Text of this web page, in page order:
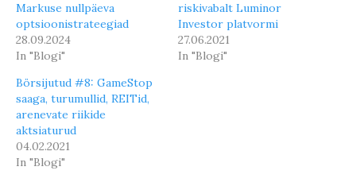
Markuse nullpäeva
optsioonistrateegiad
28.09.2024
In "Blogi"
riskivabalt Luminor
Investor platvormi
27.06.2021
In "Blogi"
Börsijutud #8: GameStop
saaga, turumullid, REITid,
arenevate riikide
aktsiaturud
04.02.2021
In "Blogi"